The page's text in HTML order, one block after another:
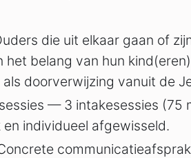
die uit elkaar gaan of
het belang van hun
als doorverwijzing vanuit de
— 3 intakesessies (75
en individueel afgewisseld.